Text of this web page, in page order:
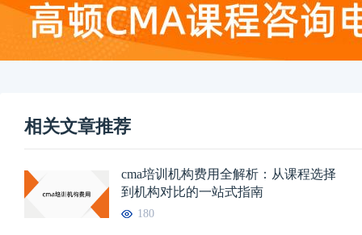
相关文章推荐
cma培训机构费用全解析：从课程选择
到机构对比的一站式指南
180